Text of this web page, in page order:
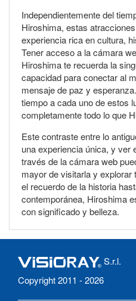
Independientemente del
Hiroshima, estas
experiencia rica en cultura,
Tener acceso a la cámara
Hiroshima te recuerda la
capacidad para conectar al
mensaje de paz y
tiempo a cada uno de estos
completamente todo lo que
Este contraste entre lo
una experiencia única, y ver
través de la cámara web
mayor de visitarla y
el recuerdo de la historia
contemporánea, Hiroshima
con significado y belleza.
S.r.l.
Copyright 2011 - 2026